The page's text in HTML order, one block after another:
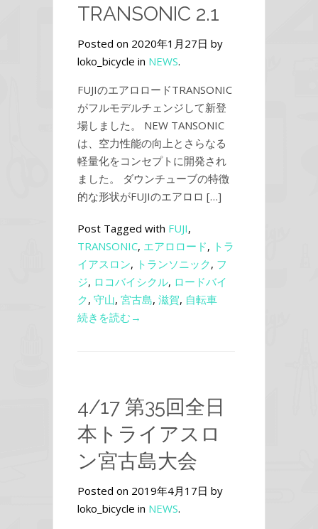
TRANSONIC 2.1
Posted on 2020年1月27日 by
loko_bicycle in NEWS.
FUJIのエアロロードTRANSONIC
がフルモデルチェンジして新登
場しました。 NEW TANSONIC
は、空力性能の向上とさらなる
軽量化をコンセプトに開発され
ました。 ダウンチューブの特徴
的な形状がFUJIのエアロロ […]
Post Tagged with FUJI,
TRANSONIC, エアロロード, トラ
イアスロン, トランソニック, フ
ジ, ロコバイシクル, ロードバイ
ク, 守山, 宮古島, 滋賀, 自転車
続きを読む→
4/17 第35回全日
本トライアスロ
ン宮古島大会
Posted on 2019年4月17日 by
loko_bicycle in NEWS.